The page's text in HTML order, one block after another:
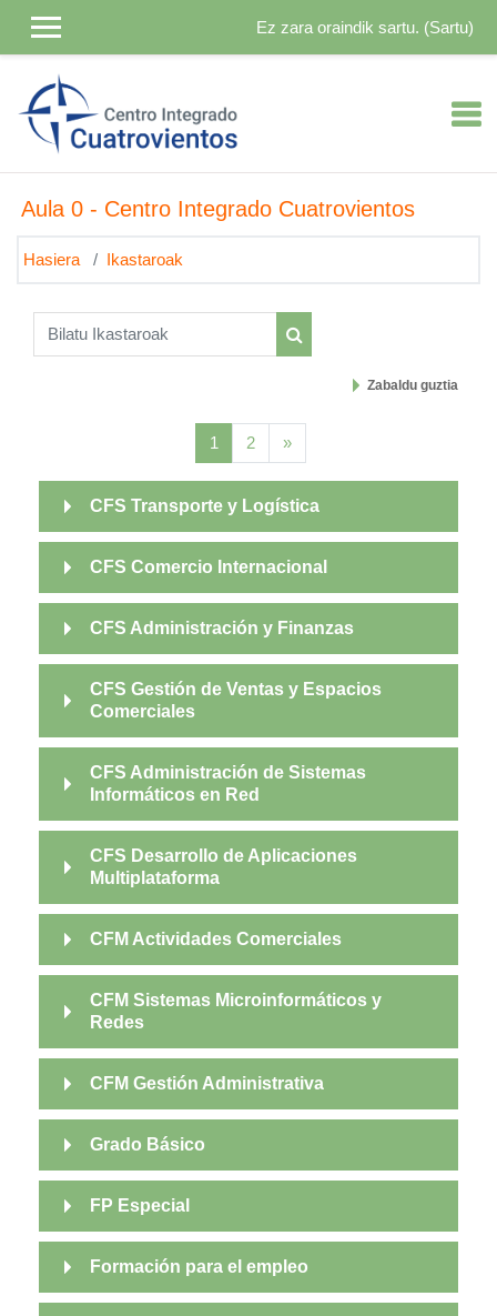
Ez zara oraindik sartu. (Sartu)
Aula 0 - Centro Integrado Cuatrovientos
Hasiera Ikastaroak
Bilatu Ikastaroak
Bilatu Ikastaroak
Zabaldu guztia
1 (oraingoa)
2 »Hurrengo orria
CFS Transporte y Logística
CFS Comercio Internacional
CFS Administración y Finanzas
CFS Gestión de Ventas y Espacios
Comerciales
CFS Administración de Sistemas
Informáticos en Red
CFS Desarrollo de Aplicaciones
Multiplataforma
CFM Actividades Comerciales
CFM Sistemas Microinformáticos y
Redes
CFM Gestión Administrativa
Grado Básico
FP Especial
Formación para el empleo